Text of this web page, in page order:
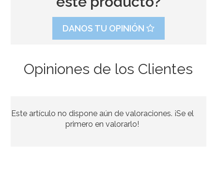
4,95€
DANOS TU OPINIÓN
Opiniones de los Clientes
Este artículo no dispone aún de valoraciones. ¡Se el
primero en valorarlo!